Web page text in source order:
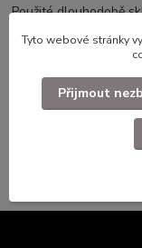
Použité dlouhodobě
Zboží zařazeno
Fotografie,
Tyto webové stránky
Přijmout